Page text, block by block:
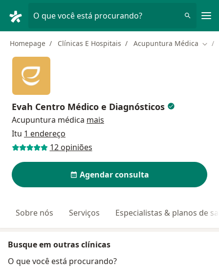
O que você está procurando?
Homepage Clínicas E Hospitais Acupuntura Médica
Evah Centro Médico e Diagnósticos
Acupuntura médica mais
Itu 1 endereço
12 opiniões
Agendar consulta
Sobre nós Serviços Especialistas & planos de
Busque em outras clínicas
O que você está procurando?